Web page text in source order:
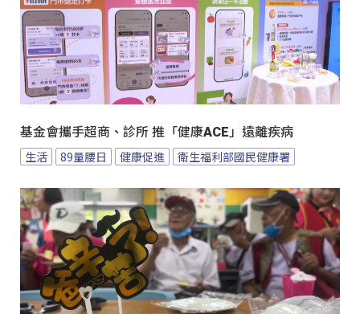
基金會攜手超商、診所 推「健康ACE」遠離疾病
生活 89量腰日 健康促進 衛生福利部國民健康署